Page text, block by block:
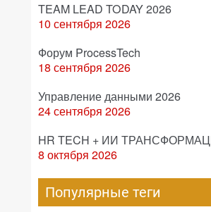
TEAM LEAD TODAY 2026
10 сентября 2026
Форум ProcessTech
18 сентября 2026
Управление данными 2026
24 сентября 2026
HR TECH + ИИ
8 октября 2026
Популярные теги